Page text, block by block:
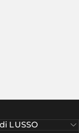
LUSSO